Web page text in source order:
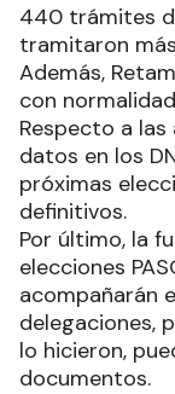
440 trámites
tramitaron
Además,
con
Respecto a
datos en los
próximas
definitivos.
Por último, la
elecciones
acompañarán
delegaciones,
lo hicieron,
documentos.